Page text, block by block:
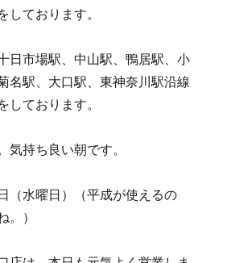
しております。
日市場駅、中山駅、鴨居駅、小
名駅、大口駅、東神奈川駅沿線
しております。
気持ち良い朝です。
（水曜日）（平成が使えるの
。）